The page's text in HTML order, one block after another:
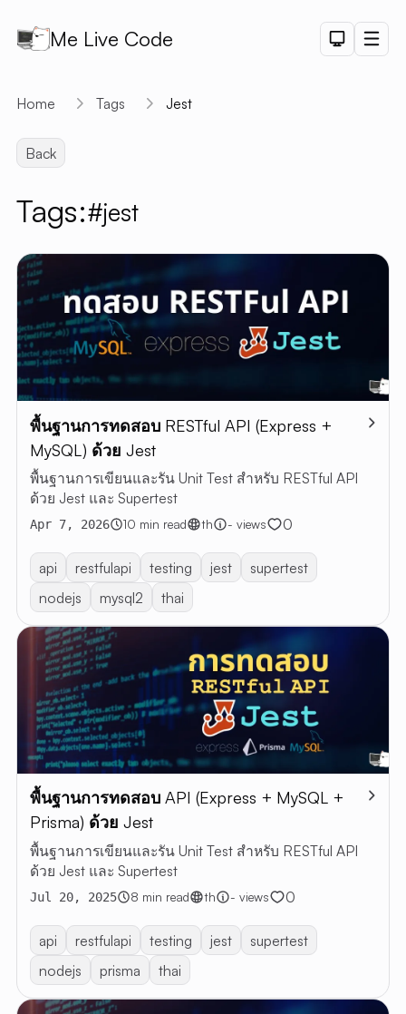
Me Live Code
PET
CHART
DEMO
EN TH
Dark
Home Tags Jest
Back
Tags:#jest
พื้นฐานการทดสอบ RESTful API (Express +
MySQL) ด้วย Jest
พื้นฐานการเขียนและรัน Unit Test สำหรับ RESTful API
ด้วย Jest และ Supertest
Apr 7, 2026 10 min read th - views 0
api restfulapi testing jest
supertest
nodejs
mysql2 thai
พื้นฐานการทดสอบ API (Express + MySQL +
Prisma) ด้วย Jest
พื้นฐานการเขียนและรัน Unit Test สำหรับ RESTful API
ด้วย Jest และ Supertest
Jul 20, 2025 8 min read th - views 0
api restfulapi testing jest
supertest
nodejs
prisma thai